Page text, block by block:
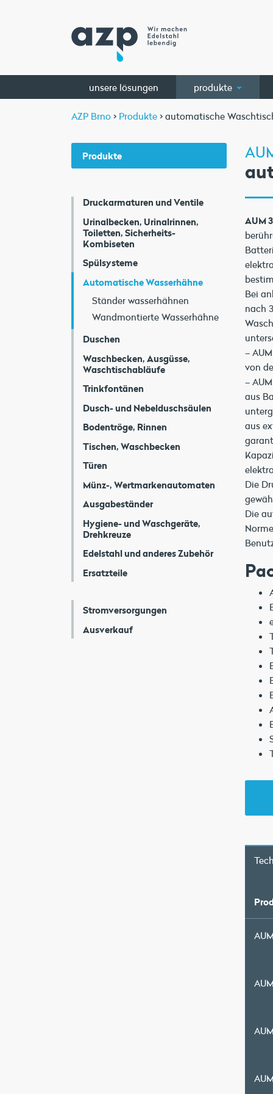
unsere lösungen produkte
AZP Brno > Produkte > automatische
Produkte
Druckarmaturen und Ventile
Urinalbecken, Urinalrinnen,
Toiletten, Sicherheits-
Kombiseten
Spülsysteme
Automatische Wasserhähne
Ständer wasserhähnen
Wandmontierte Wasserhähne
Duschen
Waschbecken, Ausgüsse,
Waschtischabläufe
Trinkfontänen
Dusch- und Nebelduschsäulen
Bodentröge, Rinnen
Tischen, Waschbecken
Türen
Münz-, Wertmarkenautomaten
Ausgabeständer
Hygiene- und Waschgeräte,
Drehkreuze
Edelstahl und anderes Zubehör
Ersatzteile
Stromversorgungen
Ausverkauf
AUM 3
Bei
nach
–
von
–
aus
aus
Die
Die